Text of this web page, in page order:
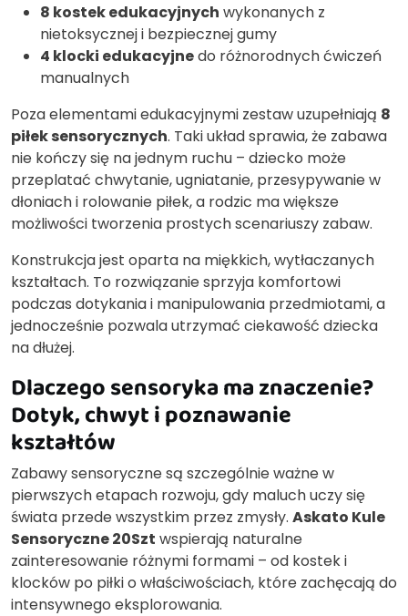
8 kostek edukacyjnych wykonanych z
nietoksycznej i bezpiecznej gumy
4 klocki edukacyjnedo różnorodnych ćwiczeń
manualnych
Poza elementami edukacyjnymi zestaw uzupełniają 8
piłek sensorycznych. Taki układ sprawia, że zabawa
nie kończy się na jednym ruchu – dziecko może
przeplatać chwytanie, ugniatanie, przesypywanie w
dłoniach i rolowanie piłek, a rodzic ma większe
możliwości tworzenia prostych scenariuszy zabaw.
Konstrukcja jest oparta na miękkich, wytłaczanych
kształtach. To rozwiązanie sprzyja komfortowi
podczas dotykania i manipulowania przedmiotami, a
jednocześnie pozwala utrzymać ciekawość dziecka
na dłużej.
Dlaczego sensoryka ma znaczenie?
Dotyk, chwyt i poznawanie
kształtów
Zabawy sensoryczne są szczególnie ważne w
pierwszych etapach rozwoju, gdy maluch uczy się
świata przede wszystkim przez zmysły. Askato Kule
Sensoryczne 20Szt wspierają naturalne
zainteresowanie różnymi formami – od kostek i
klocków po piłki o właściwościach, które zachęcają do
intensywnego eksplorowania.